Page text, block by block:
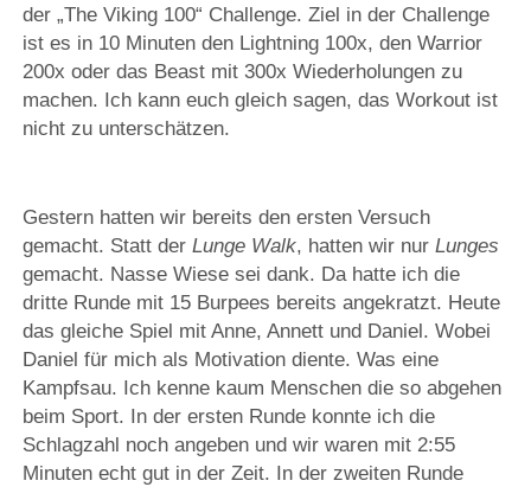
der „The Viking 100“ Challenge. Ziel in der Challenge
ist es in 10 Minuten den Lightning 100x, den Warrior
200x oder das Beast mit 300x Wiederholungen zu
machen. Ich kann euch gleich sagen, das Workout ist
nicht zu unterschätzen.
Gestern hatten wir bereits den ersten Versuch
gemacht. Statt der Lunge Walk, hatten wir nur Lunges
gemacht. Nasse Wiese sei dank. Da hatte ich die
dritte Runde mit 15 Burpees bereits angekratzt. Heute
das gleiche Spiel mit Anne, Annett und Daniel. Wobei
Daniel für mich als Motivation diente. Was eine
Kampfsau. Ich kenne kaum Menschen die so abgehen
beim Sport. In der ersten Runde konnte ich die
Schlagzahl noch angeben und wir waren mit 2:55
Minuten echt gut in der Zeit. In der zweiten Runde